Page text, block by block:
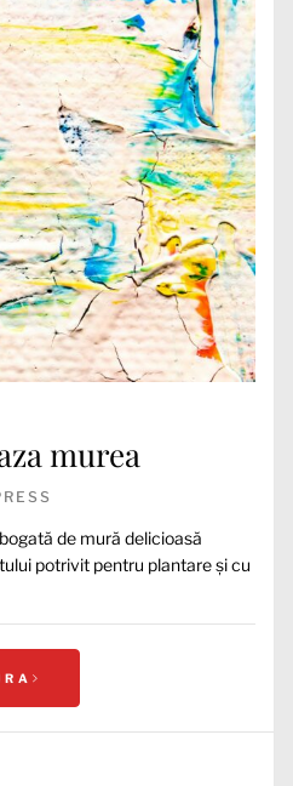
murea
de mură delicioasă
potrivit pentru plantare și cu